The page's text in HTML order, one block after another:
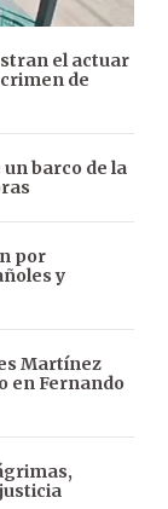
el actuar
de
barco de la
por
y
Martínez
en Fernando